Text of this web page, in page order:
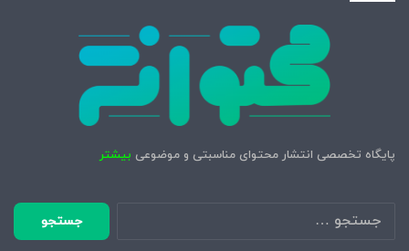
پایگاه تخصصی انتشار محتوای مناسبتی و موضوعی بیشتر
جستجو
برای: